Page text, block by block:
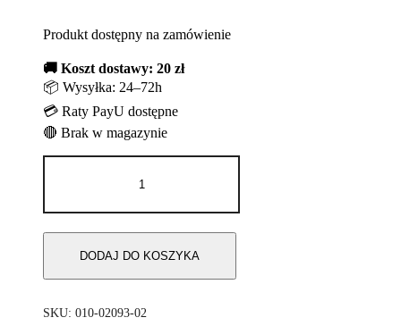
Produkt dostępny na zamówienie
🚚 Koszt dostawy: 20 zł
📦 Wysyłka: 24–72h
💳 Raty PayU dostępne
🔴 Brak w magazynie
Ploter
GPSMAP
DODAJ DO KOSZYKA
SKU: 010-02093-02